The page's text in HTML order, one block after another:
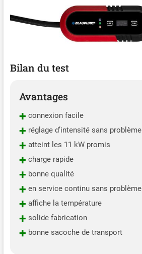
Bilan du test
Avantages
+ connexion facile
+ réglage d’intensité sans problème
+ atteint les 11 kW promis
+ charge rapide
+ bonne qualité
+ en service continu sans problème
+ affiche la température
+ solide fabrication
+ bonne sacoche de transport